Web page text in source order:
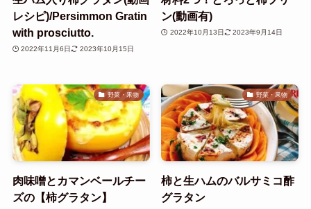
レシピ)/Persimmon Gratin
with prosciutto.
2022年11月6日 2023年10月15日
ン(動画有)
2022年10月13日 2023年9月14日
野菜・果物
肉味噌とカマンベールチー
ズの【柿グラタン】
野菜・果物
柿と生ハムのバルサミコ酢
グラタン